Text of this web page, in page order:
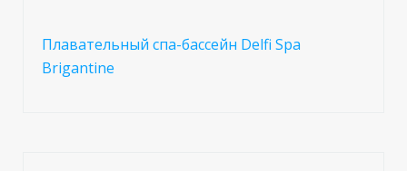
Плавательный спа-бассейн Delfi Spa
Brigantine